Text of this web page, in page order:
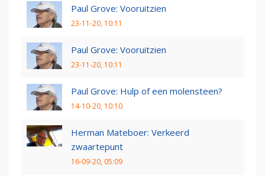
Paul Grove: Vooruitzien
23-11-20, 10:11
Paul Grove: Vooruitzien
23-11-20, 10:11
Paul Grove: Hulp of een molensteen?
14-10-20, 10:10
Herman Mateboer: Verkeerd
zwaartepunt
16-09-20, 05:09